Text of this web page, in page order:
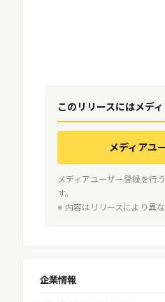
このリリースにはメデ
メディアユ
メディアユーザー登録を行
す。
※ 内容はリリースにより異な
企業情報